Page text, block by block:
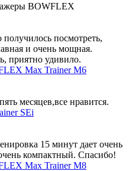
BOWFLEX
посмотреть,
и очень мощная.
приятно удивило.
Max Trainer M6
месяцев,все нравится.
SEi
15 минут дает очень
компактный. Спасибо!
Max Trainer M8